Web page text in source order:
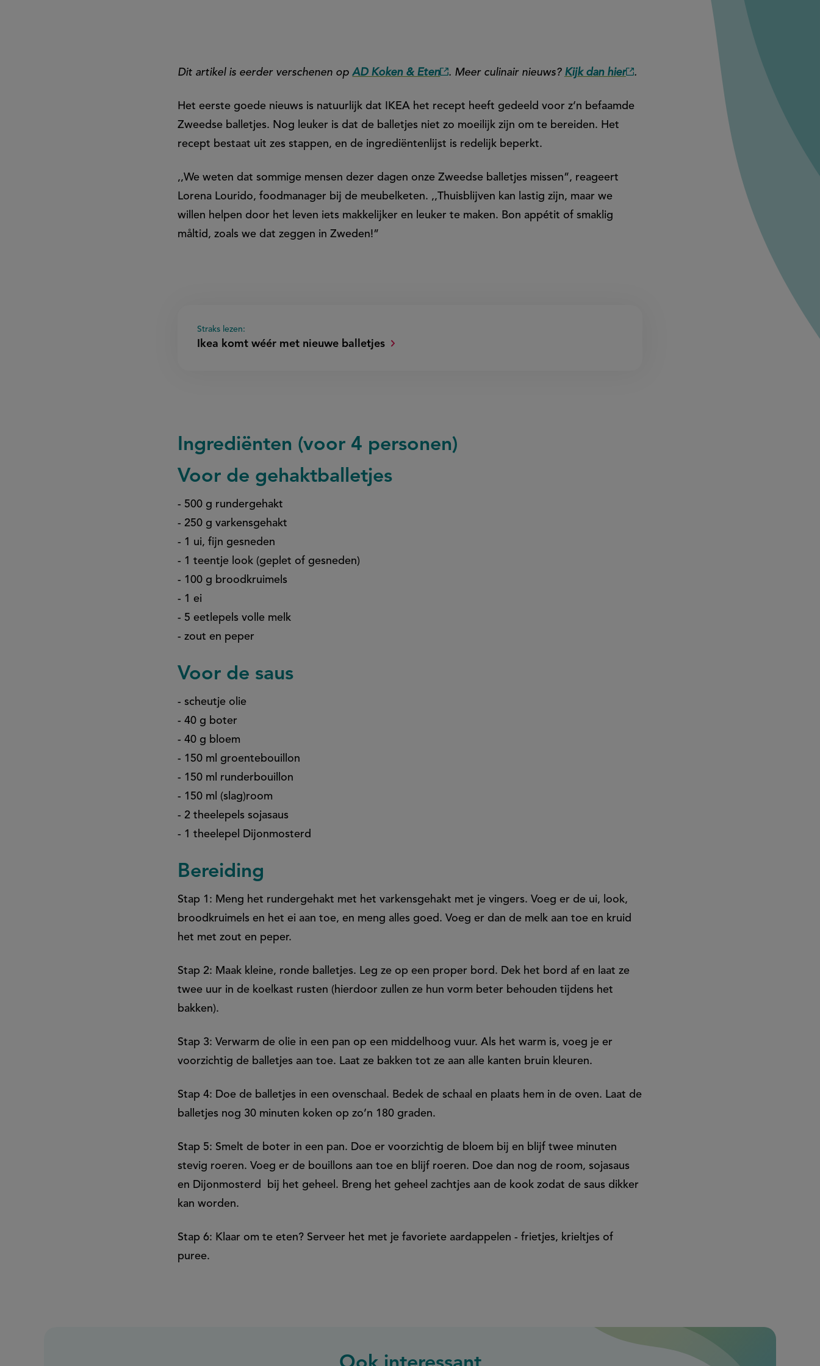
Dit artikel is eerder verschenen opAD Koken & Eten(externe
. Meer culinair nieuws? Kijk dan hier(externe
.
Het eerste goede nieuws is natuurlijk dat IKEA het recept heeft gedeeld voor z’n befaamde
Zweedse balletjes. Nog leuker is dat de balletjes niet zo moeilijk zijn om te bereiden. Het
recept bestaat uit zes stappen, en de ingrediëntenlijst is redelijk beperkt.
,,We weten dat sommige mensen dezer dagen onze Zweedse balletjes missen”, reageert
Lorena Lourido, foodmanager bij de meubelketen. ,,Thuisblijven kan lastig zijn, maar we
willen helpen door het leven iets makkelijker en leuker te maken. Bon appétit of smaklig
måltid, zoals we dat zeggen in Zweden!”
Straks lezen:
Ikea komt wéér met nieuwe balletjes
Ingrediënten (voor 4 personen)
Voor de gehaktballetjes
- 500 g rundergehakt
- 250 g varkensgehakt
- 1 ui, fijn gesneden
- 1 teentje look (geplet of gesneden)
- 100 g broodkruimels
- 1 ei
- 5 eetlepels volle melk
- zout en peper
Voor de saus
- scheutje olie
- 40 g boter
- 40 g bloem
- 150 ml groentebouillon
- 150 ml runderbouillon
- 150 ml (slag)room
- 2 theelepels sojasaus
- 1 theelepel Dijonmosterd
Bereiding
Stap 1: Meng het rundergehakt met het varkensgehakt met je vingers. Voeg er de ui, look,
broodkruimels en het ei aan toe, en meng alles goed. Voeg er dan de melk aan toe en kruid
het met zout en peper.
Stap 2: Maak kleine, ronde balletjes. Leg ze op een proper bord. Dek het bord af en laat ze
twee uur in de koelkast rusten (hierdoor zullen ze hun vorm beter behouden tijdens het
bakken).
Stap 3: Verwarm de olie in een pan op een middelhoog vuur. Als het warm is, voeg je er
voorzichtig de balletjes aan toe. Laat ze bakken tot ze aan alle kanten bruin kleuren.
Stap 4: Doe de balletjes in een ovenschaal. Bedek de schaal en plaats hem in de oven. Laat de
balletjes nog 30 minuten koken op zo’n 180 graden.
Stap 5: Smelt de boter in een pan. Doe er voorzichtig de bloem bij en blijf twee minuten
stevig roeren. Voeg er de bouillons aan toe en blijf roeren. Doe dan nog de room, sojasaus
en Dijonmosterd bij het geheel. Breng het geheel zachtjes aan de kook zodat de saus dikker
kan worden.
Stap 6: Klaar om te eten? Serveer het met je favoriete aardappelen - frietjes, krieltjes of
puree.